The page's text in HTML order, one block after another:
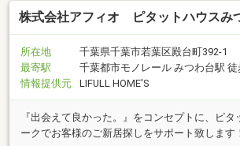
株式会社アフィオ ピタットハウスみ
所在地
千葉県千葉市若葉区殿台町392-1
最寄駅
千葉都市モノレール みつわ台駅 徒
情報提供元
LIFULL HOME'S
『出会えて良かった。』をコンセプトに、ピタ
ークでお客様のご新居探しをサポート致します